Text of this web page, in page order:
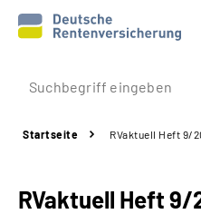
Prävention
Rente
Startseite RVaktuell Heft 9/
RVaktuell Heft 9/